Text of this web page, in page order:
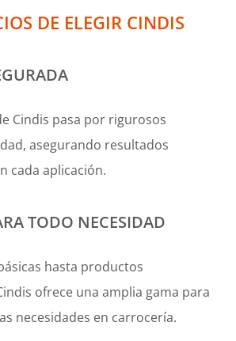
DE ELEGIR CINDIS
Cindis pasa por rigurosos
asegurando resultados
cada aplicación.
TODO NECESIDAD
hasta productos
ofrece una amplia gama para
necesidades en carrocería.